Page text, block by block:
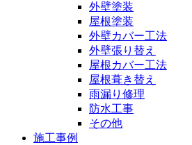
外壁塗装
屋根塗装
外壁カバー工法
外壁張り替え
屋根カバー工法
屋根葺き替え
雨漏り修理
防水工事
その他
施工事例